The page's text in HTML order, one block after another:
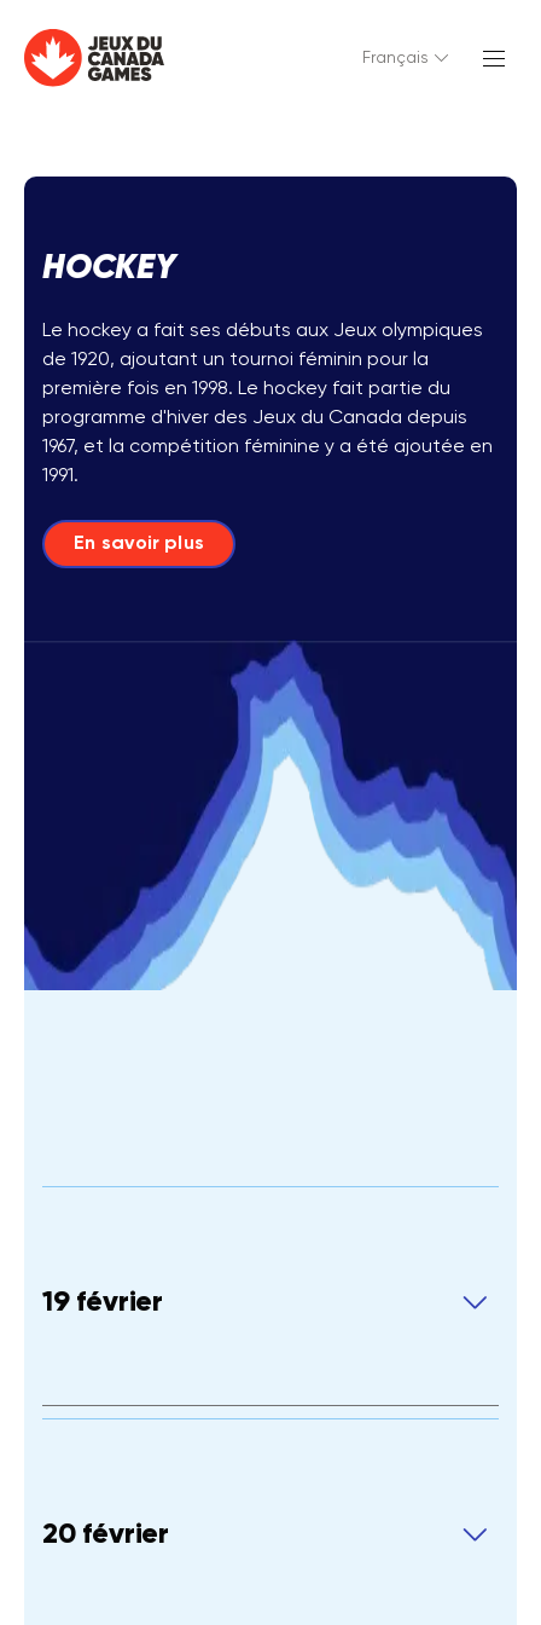
Français
HOCKEY
Le hockey a fait ses débuts aux Jeux olympiques
de 1920, ajoutant un tournoi féminin pour la
première fois en 1998. Le hockey fait partie du
programme d'hiver des Jeux du Canada depuis
1967, et la compétition féminine y a été ajoutée en
1991.
En savoir plus
19 février
20 février